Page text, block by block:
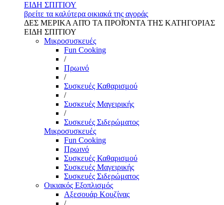
ΕΙΔΗ ΣΠΙΤΙΟΥ
βρείτε τα καλύτερα οικιακά της αγοράς
ΔΕΣ ΜΕΡΙΚΑ ΑΠΌ ΤΑ ΠΡΟΪΌΝΤΑ ΤΗΣ ΚΑΤΗΓΟΡΙΑΣ
ΕΙΔΗ ΣΠΙΤΙΟΥ
Μικροσυσκευές
Fun Cooking
/
Πρωινό
/
Συσκευές Καθαρισμού
/
Συσκευές Μαγειρικής
/
Συσκευές Σιδερώματος
Μικροσυσκευές
Fun Cooking
Πρωινό
Συσκευές Καθαρισμού
Συσκευές Μαγειρικής
Συσκευές Σιδερώματος
Οικιακός Εξοπλισμός
Αξεσουάρ Κουζίνας
/